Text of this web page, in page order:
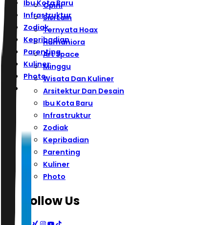
Ibu Kota Baru
Infrastruktur
Zodiak
Kepribadian
Parenting
Kuliner
Photo
Opini
Sisi Lain
Ternyata Hoax
Humaniora
Art Space
Minggu
Wisata Dan Kuliner
Arsitektur Dan Desain
Ibu Kota Baru
Infrastruktur
Zodiak
Kepribadian
Parenting
Kuliner
Photo
Follow Us